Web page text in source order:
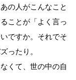
の人がこんなこと
ことが「よく言っ
ですか。それでそ
ったり。
くて、世の中の自